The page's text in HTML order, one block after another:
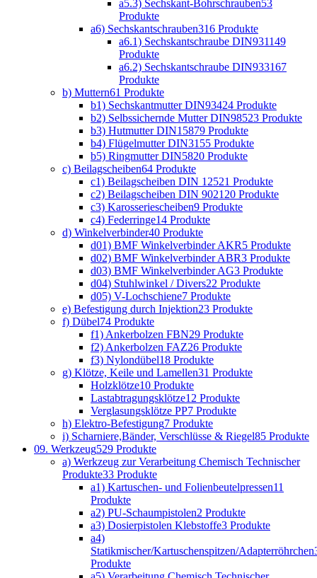
a5.3) Sechskant-Bohrschrauben53
Produkte
a6) Sechskantschrauben316 Produkte
a6.1) Sechskantschraube DIN931149
Produkte
a6.2) Sechskantschraube DIN933167
Produkte
b) Muttern61 Produkte
b1) Sechskantmutter DIN93424 Produkte
b2) Selbssichernde Mutter DIN98523 Produkte
b3) Hutmutter DIN15879 Produkte
b4) Flügelmutter DIN3155 Produkte
b5) Ringmutter DIN5820 Produkte
c) Beilagscheiben64 Produkte
c1) Beilagscheiben DIN 12521 Produkte
c2) Beilagscheiben DIN 9021 20 Produkte
c3) Karosseriescheiben9 Produkte
c4) Federringe14 Produkte
d) Winkelverbinder40 Produkte
d01) BMF Winkelverbinder AKR5 Produkte
d02) BMF Winkelverbinder ABR3 Produkte
d03) BMF Winkelverbinder AG3 Produkte
d04) Stuhlwinkel / Divers22 Produkte
d05) V-Lochschiene7 Produkte
e) Befestigung durch Injektion23 Produkte
f) Dübel74 Produkte
f1) Ankerbolzen FBN29 Produkte
f2) Ankerbolzen FAZ26 Produkte
f3) Nylondübel18 Produkte
g) Klötze, Keile und Lamellen31 Produkte
Holzklötze10 Produkte
Lastabtragungsklötze12 Produkte
Verglasungsklötze PP7 Produkte
h) Elektro-Befestigung7 Produkte
i) Scharniere,Bänder, Verschlüsse & Riegel85 Produkte
09. Werkzeug529 Produkte
a) Werkzeug zur Verarbeitung Chemisch Technischer
Produkte33 Produkte
a1) Kartuschen- und Folienbeutelpressen11
Produkte
a2) PU-Schaumpistolen2 Produkte
a3) Dosierpistolen Klebstoffe3 Produkte
a4)
Statikmischer/Kartuschenspitzen/Adapterröhrchen
Produkte